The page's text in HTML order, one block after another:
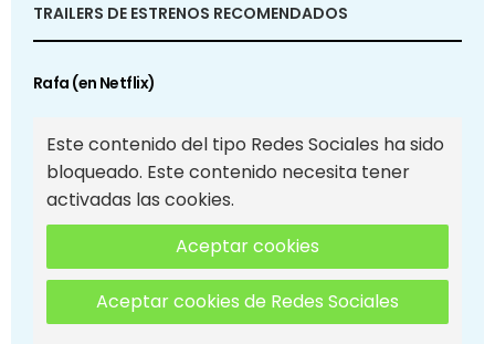
TRAILERS DE ESTRENOS RECOMENDADOS
Rafa (en Netflix)
Este contenido del tipo Redes Sociales ha sido
bloqueado. Este contenido necesita tener
activadas las cookies.
Aceptar cookies
Aceptar cookies de Redes Sociales